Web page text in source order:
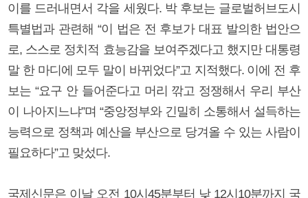
이를 드러내면서 각을 세웠다. 박 후보는 글로벌허브도시
특별법과 관련해 “이 법은 전 후보가 대표 발의한 법안으
로, 스스로 정치적 효능감을 보여주겠다고 했지만 대통령
말 한 마디에 모두 말이 바뀌었다”고 지적했다. 이에 전 후
보는 “요구 안 들어준다고 머리 깎고 정쟁해서 우리 부산
이 나아지느냐”며 “중앙정부와 긴밀히 소통해서 설득하는
능력으로 정책과 예산을 부산으로 당겨올 수 있는 사람이
필요하다”고 맞섰다.
국제신문은 이날 오전 10시45분부터 낮 12시10분까지 국